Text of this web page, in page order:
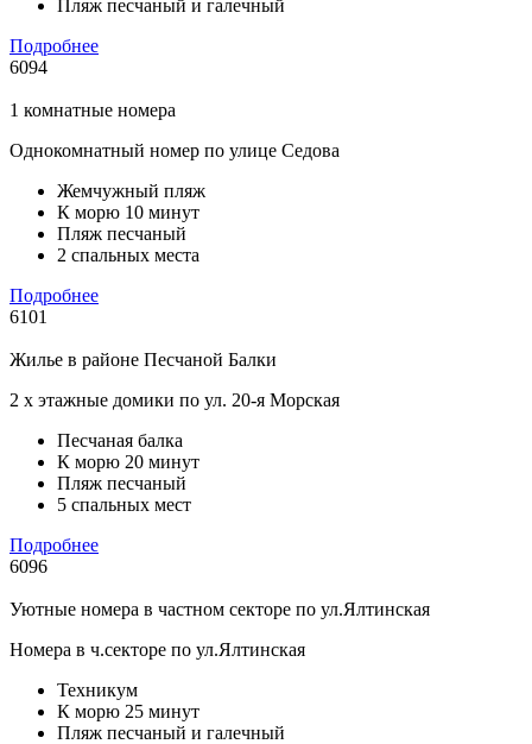
Пляж песчаный и галечный
Подробнее
6094
1 комнатные номера
Однокомнатный номер по улице Седова
Жемчужный пляж
К морю 10 минут
Пляж песчаный
2 спальных места
Подробнее
6101
Жилье в районе Песчаной Балки
2 х этажные домики по ул. 20-я Морская
Песчаная балка
К морю 20 минут
Пляж песчаный
5 спальных мест
Подробнее
6096
Уютные номера в частном секторе по ул.Ялтинская
Номера в ч.секторе по ул.Ялтинская
Техникум
К морю 25 минут
Пляж песчаный и галечный